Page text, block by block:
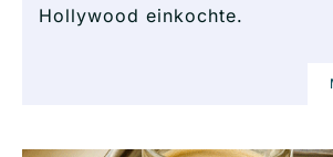
Hollywood einkochte.